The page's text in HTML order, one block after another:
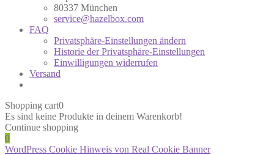
80337 München
service@hazelbox.com
FAQ
Privatsphäre-Einstellungen ändern
Historie der Privatsphäre-Einstellungen
Einwilligungen widerrufen
Versand
Shopping cart0
Es sind keine Produkte in deinem Warenkorb!
Continue shopping
0
WordPress Cookie Hinweis von Real Cookie Banner